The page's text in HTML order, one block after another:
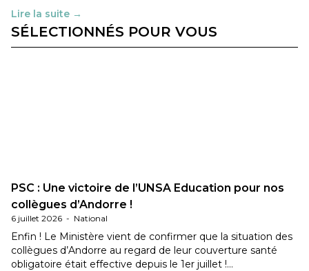
Lire la suite →
SÉLECTIONNÉS POUR VOUS
PSC : Une victoire de l’UNSA Education pour nos
collègues d’Andorre !
6 juillet 2026 - National
Enfin ! Le Ministère vient de confirmer que la situation des
collègues d’Andorre au regard de leur couverture santé
obligatoire était effective depuis le 1er juillet !…